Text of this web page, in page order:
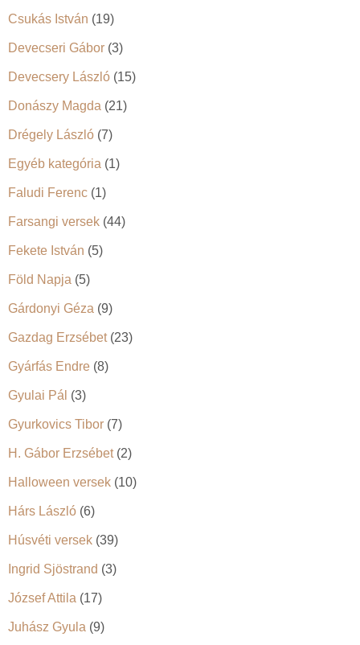
Csukás István (19)
Devecseri Gábor (3)
Devecsery László (15)
Donászy Magda (21)
Drégely László (7)
Egyéb kategória (1)
Faludi Ferenc (1)
Farsangi versek (44)
Fekete István (5)
Föld Napja (5)
Gárdonyi Géza (9)
Gazdag Erzsébet(23)
Gyárfás Endre (8)
Gyulai Pál (3)
Gyurkovics Tibor (7)
H. Gábor Erzsébet(2)
Halloween versek (10)
Hárs László (6)
Húsvéti versek (39)
Ingrid Sjöstrand (3)
József Attila (17)
Juhász Gyula (9)